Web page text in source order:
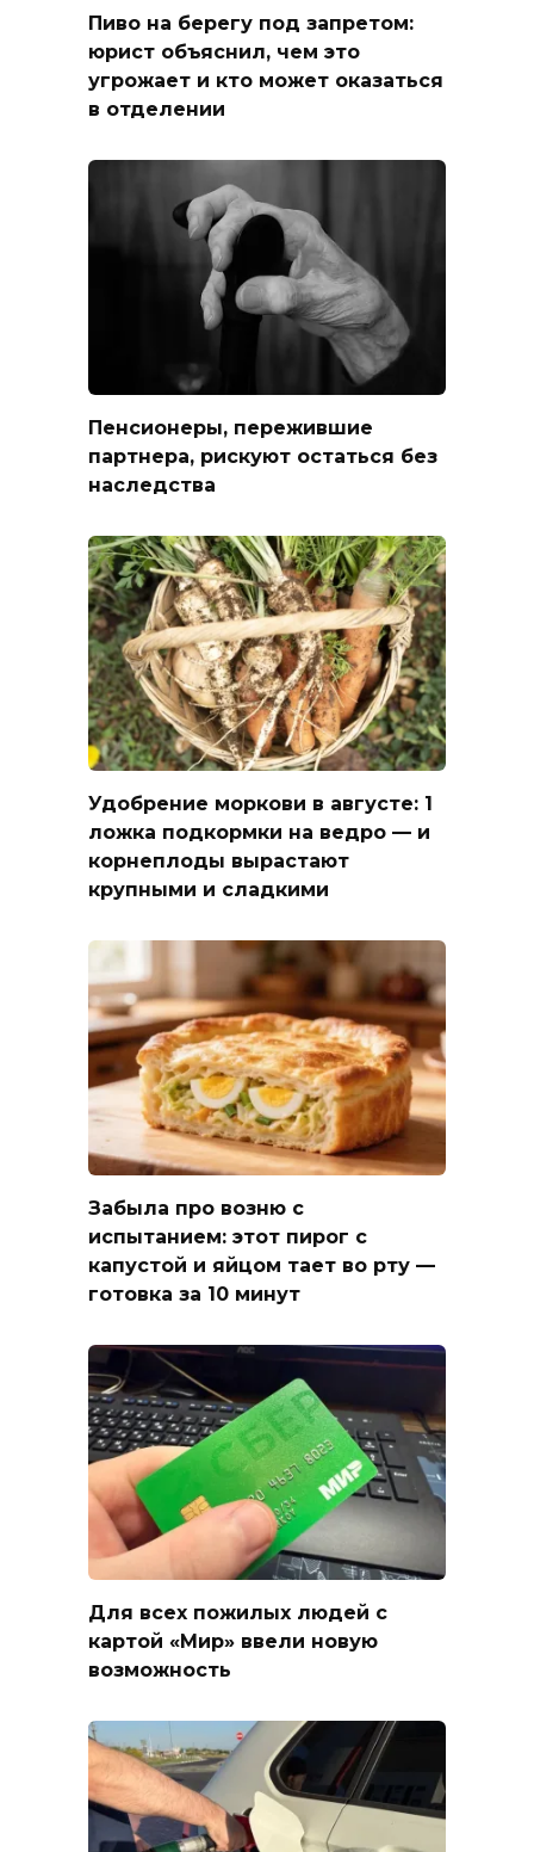
Пиво на берегу под запретом:
юрист объяснил, чем это
угрожает и кто может оказаться
в отделении
Пенсионеры, пережившие
партнера, рискуют остаться без
наследства
Удобрение моркови в августе: 1
ложка подкормки на ведро — и
корнеплоды вырастают
крупными и сладкими
Забыла про возню с
испытанием: этот пирог с
капустой и яйцом тает во рту —
готовка за 10 минут
Для всех пожилых людей с
картой «Мир» ввели новую
возможность